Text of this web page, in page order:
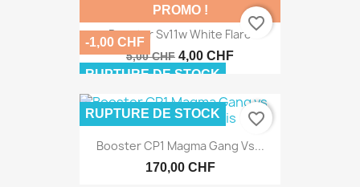
Booster Sv11w White Flare
5,00 CHF 4,00 CHF
PROMO !
-1,00 CHF
RUPTURE DE STOCK
favorite_border
Booster CP1 Magma Gang Vs...
170,00 CHF
RUPTURE DE STOCK favorite_border